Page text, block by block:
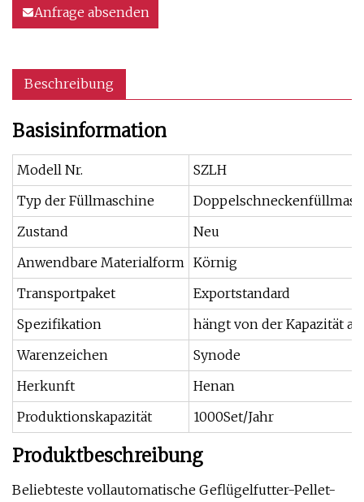
Anfrage absenden
Beschreibung
Basisinformation
Modell Nr.
SZLH
Typ der Füllmaschine
Zustand
Neu
Anwendbare Materialform Körnig
Transportpaket
Exportstandard
Spezifikation
hängt von der Kapazität ab
Warenzeichen
Synode
Herkunft
Henan
Produktionskapazität
1000Set/Jahr
Produktbeschreibung
Beliebteste vollautomatische Geflügelfutter-Pellet-